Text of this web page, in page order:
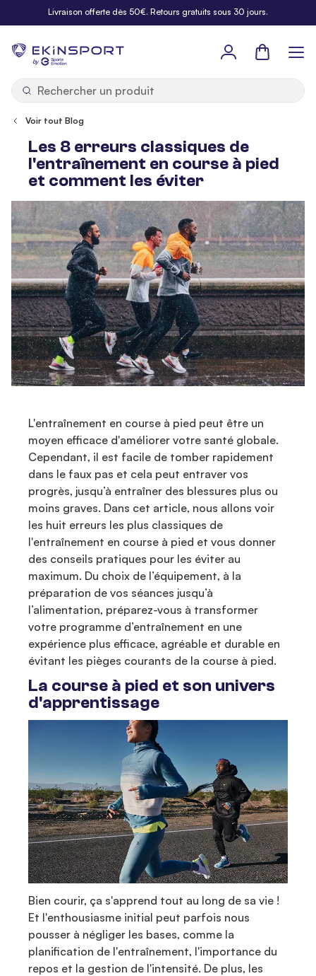
Allez au contenuLivraison offerte dès 50€. Retours gratuits sous 30 jours.
by
Panier
Voir tout Blog
Les 8 erreurs classiques de
l'entraînement en course à pied
et comment les éviter
L'entraînement en course à pied peut être un
moyen efficace d'améliorer votre santé globale.
Cependant, il est facile de tomber rapidement
dans le faux pas et cela peut entraver vos
progrès, jusqu’à entraîner des blessures plus ou
moins graves. Dans cet article, nous allons voir
les huit erreurs les plus classiques de
l'entraînement en course à pied et vous donner
des conseils pratiques pour les éviter au
maximum. Du choix de l’équipement, à la
préparation de vos séances jusqu’à
l’alimentation, préparez-vous à transformer
votre programme d’entraînement en une
expérience plus efficace, agréable et durable en
évitant les pièges courants de la course à pied.
La course à pied et son univers
d'apprentissage
Bien courir, ça s'apprend tout au long de sa vie !
Et l'enthousiasme initial peut parfois nous
pousser à négliger les bases, comme la
planification de l'entraînement, l'importance du
repos et la gestion de l'intensité. De plus, les